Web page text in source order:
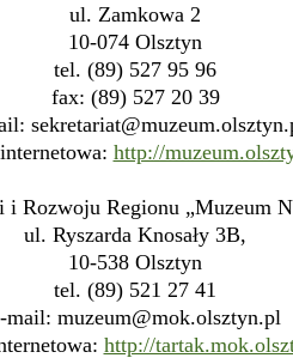
ul. Zamkowa 2
10-074 Olsztyn
tel. (89) 527 95 96
fax: (89) 527 20 39
http://
i Rozwoju Regionu „Muzeum
ul. Ryszarda Knosały 3B,
10-538 Olsztyn
tel. (89) 521 27 41
mail: muzeum@mok.olsztyn.pl
http://